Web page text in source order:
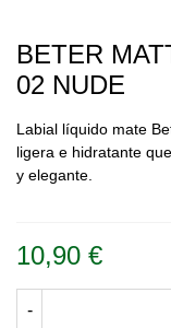
BETER
02 NUDE
Labial líquido mate
ligera e hidratante
y elegante.
10,90 €
-